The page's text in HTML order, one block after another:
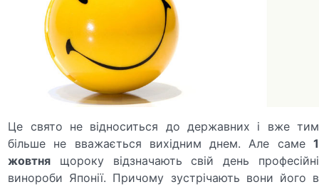
Це свято не відноситься до державних і вже тим
більше не вважається вихідним днем. Але саме 1
жовтня щороку відзначають свій день професійні
винороби Японії. Причому зустрічають вони його в